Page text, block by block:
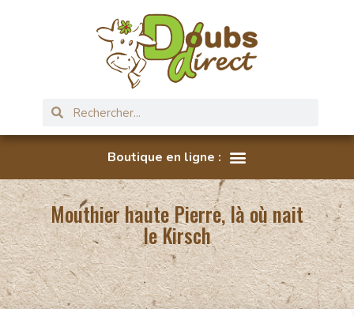
Mouthier haute Pierre, là où nait
le Kirsch